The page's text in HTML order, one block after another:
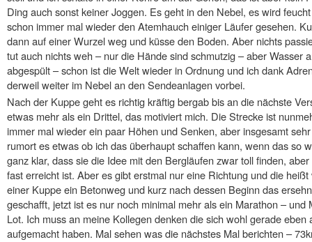
Ding auch sonst keiner Joggen. Es geht in den Nebel, es wird
schon immer mal wieder den Atemhauch einiger Läufer gesehen.
dann auf einer Wurzel weg und küsse den Boden. Aber nichts
tut auch nichts weh – nur die Hände sind schmutzig – aber Wasser
abgespült – schon ist die Welt wieder in Ordnung und ich dank
derweil weiter im Nebel an den Sendeanlagen vorbei.
Nach der Kuppe geht es richtig kräftig bergab bis an die nächste
etwas mehr als ein Drittel, das motiviert mich. Die Strecke ist
immer mal wieder ein paar Höhen und Senken, aber insgesamt
rumort es etwas ob ich das überhaupt schaffen kann, wenn das so
ganz klar, dass sie die Idee mit den Bergläufen zwar toll finden,
fast erreicht ist. Aber es gibt erstmal nur eine Richtung und die
einer Kuppe ein Betonweg und kurz nach dessen Beginn das
geschafft, jetzt ist es nur noch minimal mehr als ein Marathon –
Lot. Ich muss an meine Kollegen denken die sich wohl gerade
aufgemacht haben. Mal sehen was die nächstes Mal berichten –